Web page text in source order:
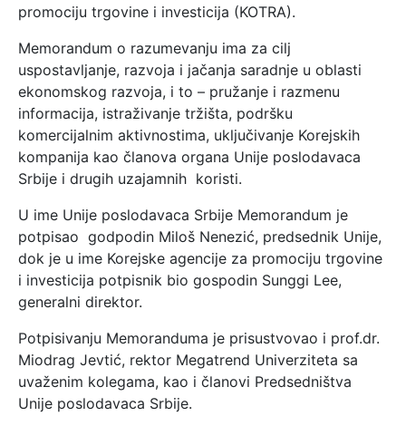
promociju trgovine i investicija (KOTRA).
Memorandum o razumevanju ima za cilj
uspostavljanje, razvoja i jačanja saradnje u oblasti
ekonomskog razvoja, i to – pružanje i razmenu
informacija, istraživanje tržišta, podršku
komercijalnim aktivnostima, uključivanje Korejskih
kompanija kao članova organa Unije poslodavaca
Srbije i drugih uzajamnih koristi.
U ime Unije poslodavaca Srbije Memorandum je
potpisao godpodin Miloš Nenezić, predsednik Unije,
dok je u ime Korejske agencije za promociju trgovine
i investicija potpisnik bio gospodin Sunggi Lee,
generalni direktor.
Potpisivanju Memoranduma je prisustvovao i prof.dr.
Miodrag Jevtić, rektor Megatrend Univerziteta sa
uvaženim kolegama, kao i članovi Predsedništva
Unije poslodavaca Srbije.